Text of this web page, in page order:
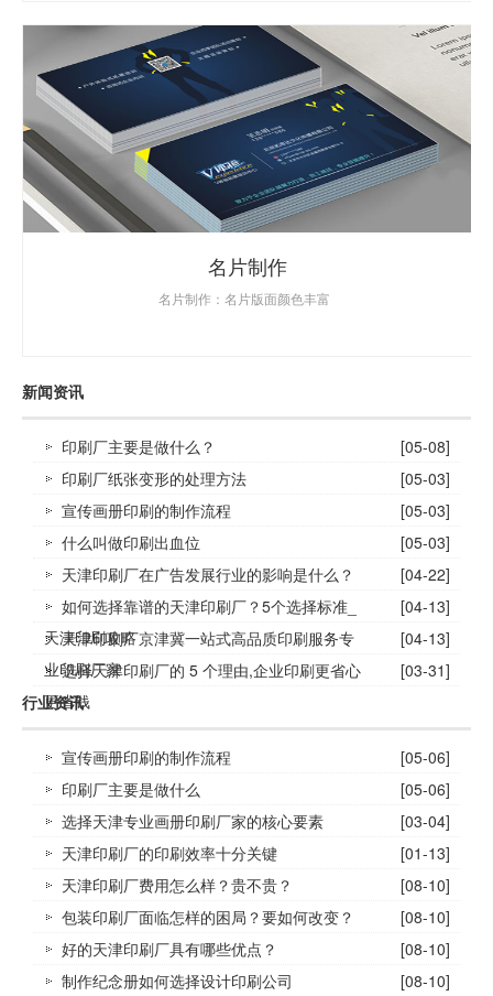
名片制作
名片制作：名片版面颜色丰富
新闻资讯
印刷厂主要是做什么？
[05-08]
印刷厂纸张变形的处理方法
[05-03]
宣传画册印刷的制作流程
[05-03]
什么叫做印刷出血位
[05-03]
天津印刷厂在广告发展行业的影响是什么？
[04-22]
如何选择靠谱的天津印刷厂？5个选择标准_
天津印刷攻略
[04-13]
天津印刷厂京津冀一站式高品质印刷服务专
业印刷厂家
[04-13]
选择天津印刷厂的 5 个理由,企业印刷更省心
更省钱
[03-31]
行业资讯
宣传画册印刷的制作流程
[05-06]
印刷厂主要是做什么
[05-06]
选择天津专业画册印刷厂家的核心要素
[03-04]
天津印刷厂的印刷效率十分关键
[01-13]
天津印刷厂费用怎么样？贵不贵？
[08-10]
包装印刷厂面临怎样的困局？要如何改变？
[08-10]
好的天津印刷厂具有哪些优点？
[08-10]
制作纪念册如何选择设计印刷公司
[08-10]